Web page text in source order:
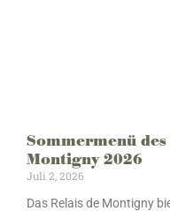
Sommermenü
Montigny 2026
Juli 2, 2026
Das Relais de Montigny